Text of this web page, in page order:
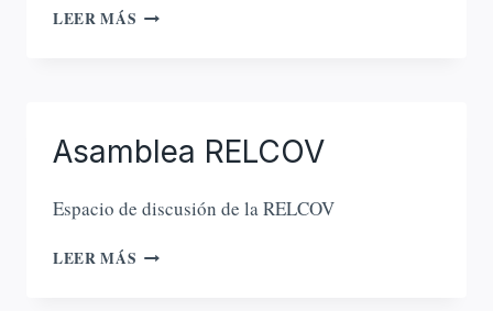
LEER MÁS TALLER
Asamblea RELCOV
Espacio de discusión de la RELCOV
LEER MÁS ASAMBLEA